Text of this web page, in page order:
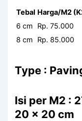
Tebal Harga/M2
6 cm
Rp. 75.000
8 cm
Rp. 85.000
Type :
Isi per M2 :
20 x 20 cm